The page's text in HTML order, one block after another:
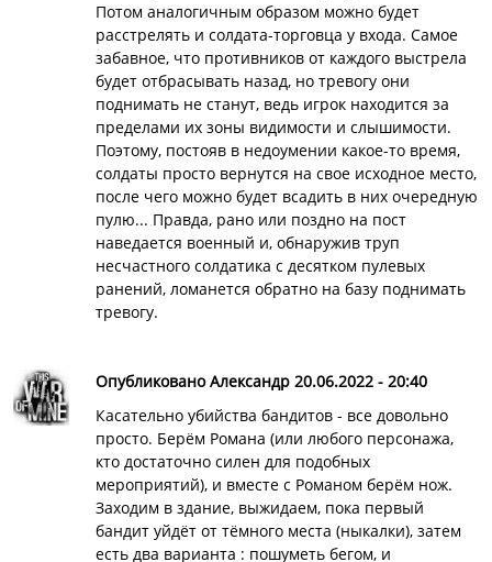
Потом аналогичным образом можно будет
расстрелять и солдата-торговца у входа. Самое
забавное, что противников от каждого выстрела
будет отбрасывать назад, но тревогу они
поднимать не станут, ведь игрок находится за
пределами их зоны видимости и слышимости.
Поэтому, постояв в недоумении какое-то время,
солдаты просто вернутся на свое исходное место,
после чего можно будет всадить в них очередную
пулю... Правда, рано или поздно на пост
наведается военный и, обнаружив труп
несчастного солдатика с десятком пулевых
ранений, ломанется обратно на базу поднимать
тревогу.
Опубликовано Александр 20.06.2022 - 20:40
Касательно убийства бандитов - все довольно
просто. Берём Романа (или любого персонажа,
кто достаточно силен для подобных
мероприятий), и вместе с Романом берём нож.
Заходим в здание, выжидаем, пока первый
бандит уйдёт от тёмного места (ныкалки), затем
есть два варианта : пошуметь бегом, и